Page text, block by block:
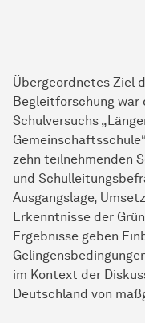
Übergeordnetes Ziel
Begleitforschung war
Schulversuchs
zehn teilnehmenden
und
Ausgangslage,
Erkenntnisse der
Ergebnisse geben
im Kontext der
Deutschland von